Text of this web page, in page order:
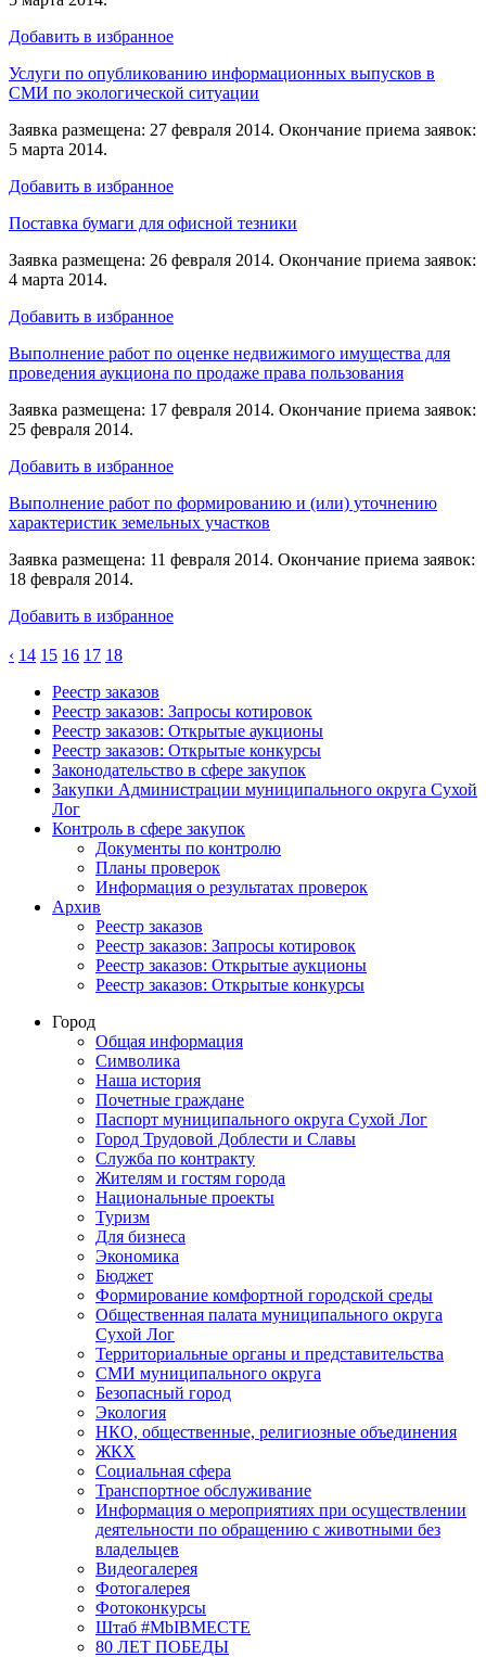
Добавить в избранное
Услуги по опубликованию информационных выпусков в
СМИ по экологической ситуации
Заявка размещена: 27 февраля 2014. Окончание приема заявок:
5 марта 2014.
Добавить в избранное
Поставка бумаги для офисной тезники
Заявка размещена: 26 февраля 2014. Окончание приема заявок:
4 марта 2014.
Добавить в избранное
Выполнение работ по оценке недвижимого имущества для
проведения аукциона по продаже права пользования
Заявка размещена: 17 февраля 2014. Окончание приема заявок:
25 февраля 2014.
Добавить в избранное
Выполнение работ по формированию и (или) уточнению
характеристик земельных участков
Заявка размещена: 11 февраля 2014. Окончание приема заявок:
18 февраля 2014.
Добавить в избранное
‹ 14 15 16 17 18
Реестр заказов
Реестр заказов: Запросы котировок
Реестр заказов: Открытые аукционы
Реестр заказов: Открытые конкурсы
Законодательство в сфере закупок
Закупки Администрации муниципального округа Сухой
Лог
Контроль в сфере закупок
Документы по контролю
Планы проверок
Информация о результатах проверок
Архив
Реестр заказов
Реестр заказов: Запросы котировок
Реестр заказов: Открытые аукционы
Реестр заказов: Открытые конкурсы
Город
Общая информация
Символика
Наша история
Почетные граждане
Паспорт муниципального округа Сухой Лог
Город Трудовой Доблести и Славы
Служба по контракту
Жителям и гостям города
Национальные проекты
Туризм
Для бизнеса
Экономика
Бюджет
Формирование комфортной городской среды
Общественная палата муниципального округа
Сухой Лог
Территориальные органы и представительства
СМИ муниципального округа
Безопасный город
Экология
НКО, общественные, религиозные объединения
ЖКХ
Социальная сфера
Транспортное обслуживание
Информация о мероприятиях при осуществлении
деятельности по обращению с животными без
владельцев
Видеогалерея
Фотогалерея
Фотоконкурсы
Штаб #MbIBMECTE
80 ЛЕТ ПОБЕДЫ